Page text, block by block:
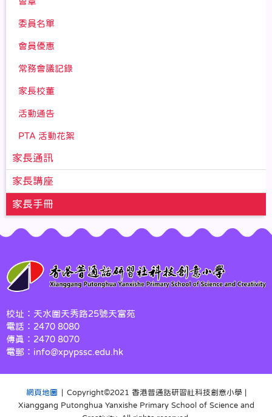
委員名單
會員優惠
常務會議記錄
家長校董
活動通告
PTA 活動花絮
家長通訊
家長講座
家長手冊
校址：天水圍天秀路25號天富苑
電話：2470 8080
傳真：2470 8070
電郵：info@xpypssc.edu.hk
網頁地圖 | Copyright©️2021 香港普通話研習社科技創意小學 |
Xianggang Putonghua Yanxishe Primary School of Science and